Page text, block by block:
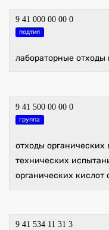
9 41 000 00 00 0
подтип
лабораторные
9 41 500 00 00 0
группа
отходы
технических
органических кислот
9 41 534 11 31 3